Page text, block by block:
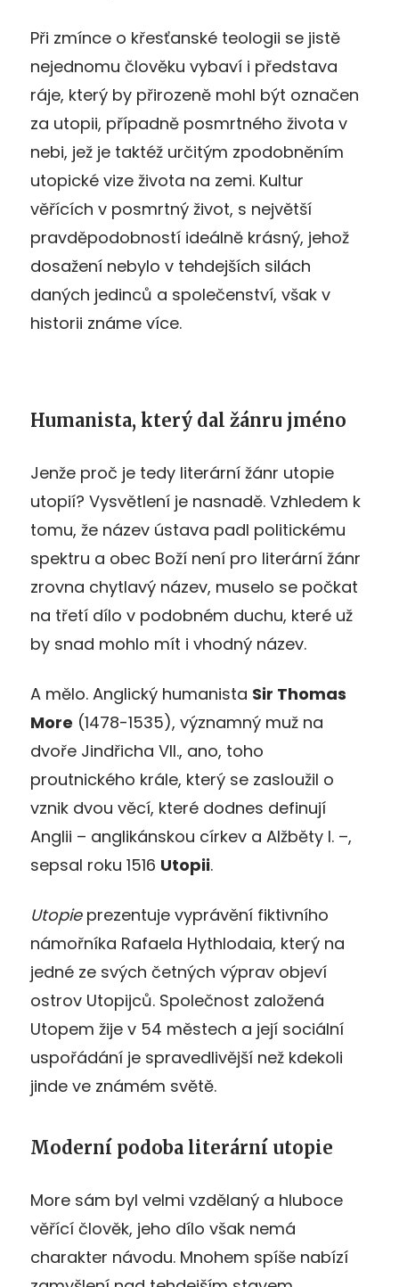
Při zmínce o křesťanské teologii se jistě
nejednomu člověku vybaví i představa
ráje, který by přirozeně mohl být označen
za utopii, případně posmrtného života v
nebi, jež je taktéž určitým zpodobněním
utopické vize života na zemi. Kultur
věřících v posmrtný život, s největší
pravděpodobností ideálně krásný, jehož
dosažení nebylo v tehdejších silách
daných jedinců a společenství, však v
historii známe více.
Humanista, který dal žánru jméno
Jenže proč je tedy literární žánr utopie
utopií? Vysvětlení je nasnadě. Vzhledem k
tomu, že název ústava padl politickému
spektru a obec Boží není pro literární žánr
zrovna chytlavý název, muselo se počkat
na třetí dílo v podobném duchu, které už
by snad mohlo mít i vhodný název.
A mělo. Anglický humanista Sir Thomas
More (1478-1535), významný muž na
dvoře Jindřicha VII., ano, toho
proutnického krále, který se zasloužil o
vznik dvou věcí, které dodnes definují
Anglii – anglikánskou církev a Alžběty I. –,
sepsal roku 1516 Utopii.
Utopieprezentuje vyprávění fiktivního
námořníka Rafaela Hythlodaia, který na
jedné ze svých četných výprav objeví
ostrov Utopijců. Společnost založená
Utopem žije v 54 městech a její sociální
uspořádání je spravedlivější než kdekoli
jinde ve známém světě.
Moderní podoba literární utopie
More sám byl velmi vzdělaný a hluboce
věřící člověk, jeho dílo však nemá
charakter návodu. Mnohem spíše nabízí